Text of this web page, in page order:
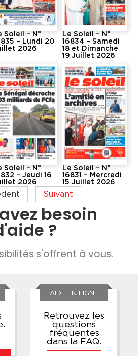
Soleil – N°
– Lundi 20
2026
Le Soleil – N°
16834 – Samedi
18 et Dimanche
19 Juillet 2026
Soleil – N°
– Jeudi 16
2026
Le Soleil – N°
16831 – Mercredi
15 Juillet 2026
Suivant
besoin
?
s'offrent à vous.
AIDE EN LIGNE
Retrouvez les
questions
fréquentes
dans la FAQ.